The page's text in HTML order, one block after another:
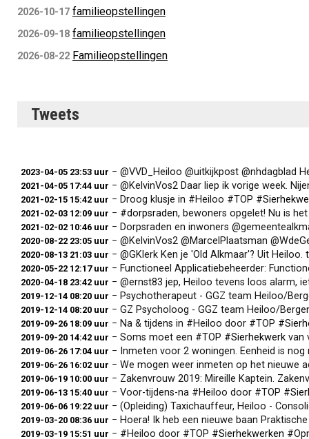
2026-10-17 familieopstellingen
2026-09-18 familieopstellingen
2026-08-22 Familieopstellingen
Tweets
2023-04-05 23:53 uur − @VVD_Heiloo @uitkijkpost @nhdagblad
2021-04-05 17:44 uur − @KelvinVos2 Daar liep ik vorige week.
2021-02-15 15:42 uur − Droog klusje in #Heiloo #TOP
2021-02-03 12:09 uur − #dorpsraden, bewoners opgelet! Nu is
2021-02-02 10:46 uur − Dorpsraden en inwoners @gemeentealkmaar en
2020-08-22 23:05 uur − @KelvinVos2 @MarcelPlaatsman
2020-08-13 21:03 uur − @GKlerk Ken je 'Old Alkmaar'? Uit Heiloo.
2020-05-22 12:17 uur − Functioneel Applicatiebeheerder: Functioneel
2020-04-18 23:42 uur − @ernst83 jep, Heiloo tevens loos alarm,
2019-12-14 08:20 uur − Psychotherapeut - GGZ team Heiloo/
2019-12-14 08:20 uur − GZ Psycholoog - GGZ team Heiloo/
2019-09-26 18:09 uur − Na & tijdens in #Heiloo door #TOP
2019-09-20 14:42 uur − Soms moet een #TOP #Sierhekwerkvan
2019-06-26 17:04 uur − Inmeten voor 2 woningen. Eenheid is
2019-06-26 16:02 uur − We mogen weer inmeten op het nieuwe adres
2019-06-19 10:00 uur − Zakenvrouw 2019: Mireille Kaptein.
2019-06-13 15:40 uur − Voor-tijdens-na #Heiloo door #TOP
2019-06-06 19:22 uur − (Opleiding) Taxichauffeur, Heiloo -
2019-03-20 08:36 uur − Hoera! Ik heb een nieuwe baan
2019-03-19 15:51 uur − #Heiloo door #TOP #Sierhekwerken